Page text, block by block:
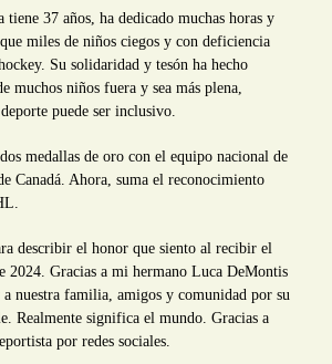
tiene 37 años, ha dedicado muchas horas y
miles de niños ciegos y con deficiencia
Su solidaridad y tesón ha hecho
muchos niños fuera y sea más plena,
puede ser inclusivo.
medallas de oro con el equipo nacional de
Canadá. Ahora, suma el reconocimiento
describir el honor que siento al recibir el
2024. Gracias a mi hermano Luca DeMontis
nuestra familia, amigos y comunidad por su
Realmente significa el mundo. Gracias a
por redes sociales.